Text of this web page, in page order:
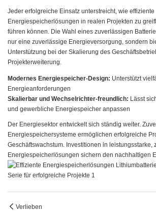
Jeder erfolgreiche Einsatz unterstreicht, wie effiziente
Energiespeicherlösungen in realen Projekten zu
führen können. Die Wahl eines zuverlässigen
nur eine zuverlässige Energieversorgung, sondern
Unterstützung bei der Skalierung des
Projekterweiterung.
Modernes Energiespeicher-Design: Unterstützt
Energieanforderungen
Skalierbar und Wechselrichter-freundlich: Lässt
und gewerbliche Energiespeicher anpassen
Der Energiesektor entwickelt sich ständig weiter.
Energiespeichersysteme ermöglichen erfolgreiche
Geschäftswachstum. Investitionen in leistungsstarke,
Energiespeicherlösungen sichern den nachhaltigen
Verlieben